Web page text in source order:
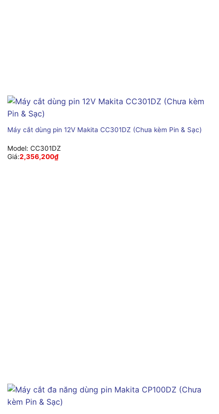
Máy cắt dùng pin 12V Makita CC301DZ (Chưa kèm Pin & Sạc)
Model: CC301DZ
Giá:2,356,200₫